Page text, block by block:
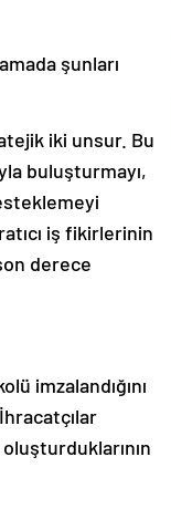
şunları
iki unsur. Bu
buluşturmayı,
iş fikirlerinin
derece
imzalandığını